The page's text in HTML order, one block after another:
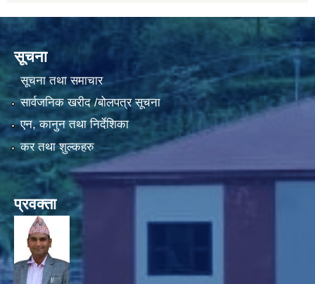
सूचना
सूचना तथा समाचार
सार्वजनिक खरीद /बोलपत्र सूचना
एन, कानुन तथा निर्देशिका
कर तथा शुल्कहरु
प्रवक्ता